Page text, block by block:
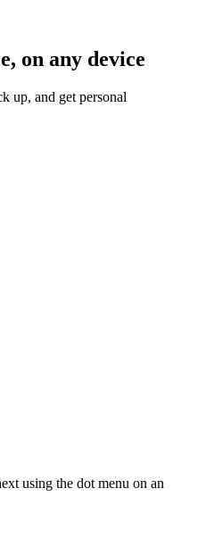
on any device
up, and get personal
using the dot menu on an